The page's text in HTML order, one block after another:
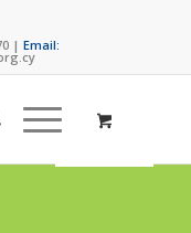
|Email: